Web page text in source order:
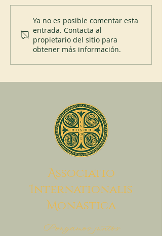
Ya no es posible comentar esta
entrada. Contacta al
propietario del sitio para
obtener más información.
Associatio
Internationalis
MonAstica
Pongamos juntos